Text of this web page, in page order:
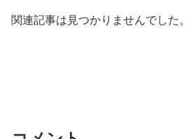
関連記事は見つかりませんでした。